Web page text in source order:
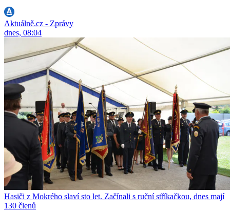
Aktuálně.cz - Zprávy
dnes, 08:04
Hasiči z Mokrého slaví sto let. Začínali s ruční stříkačkou, dnes mají
130 členů